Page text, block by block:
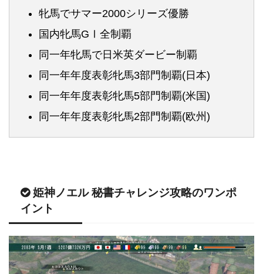
牝馬でサマー2000シリーズ優勝
国内牝馬GⅠ全制覇
同一年牝馬で日米英ダービー制覇
同一年年度表彰牝馬3部門制覇(日本)
同一年年度表彰牝馬5部門制覇(米国)
同一年年度表彰牝馬2部門制覇(欧州)
姫神ノエル 秘書チャレンジ攻略のワンポ
イント